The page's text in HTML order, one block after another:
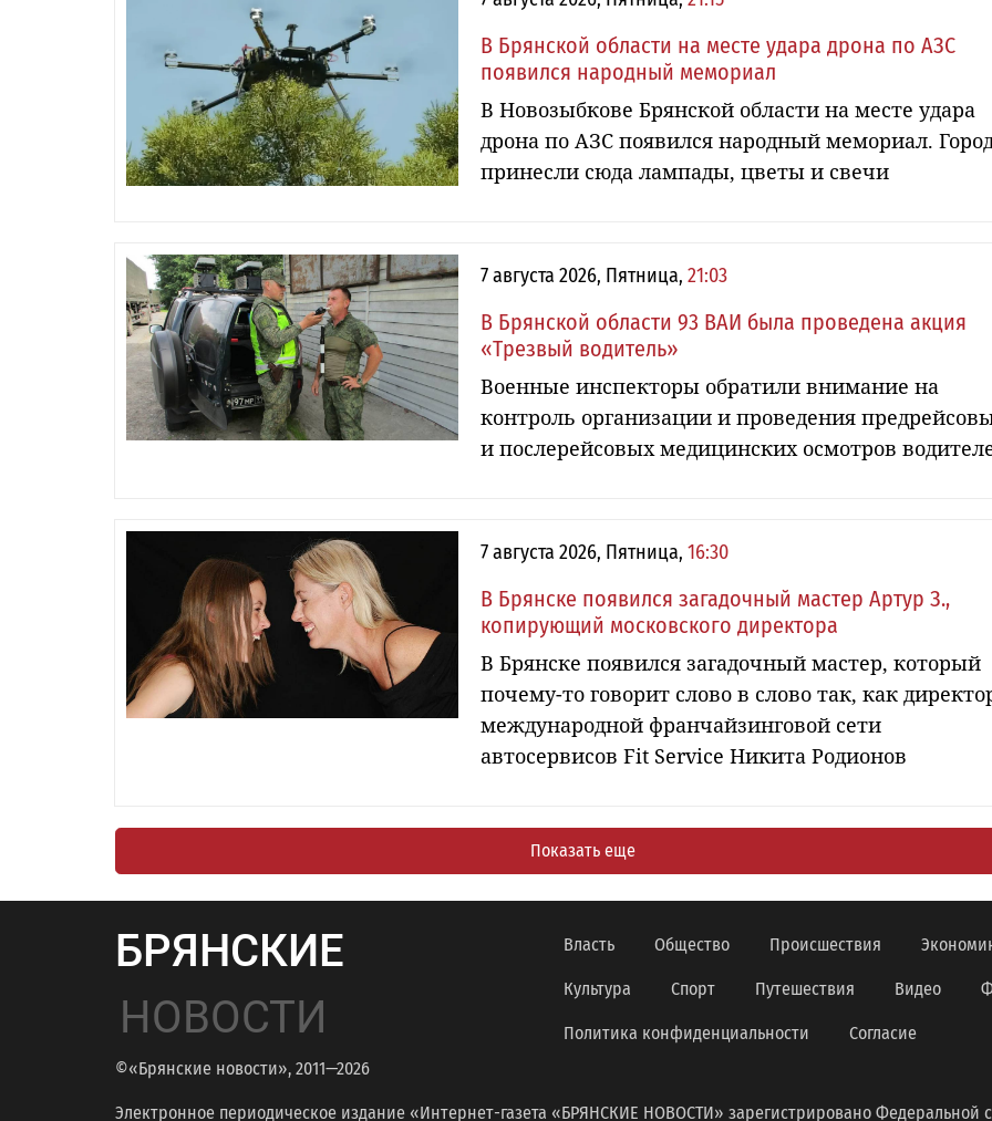
В Брянской области на месте удара дрона по АЗС
появился народный мемориал
В Новозыбкове Брянской области на месте удара
дрона по АЗС появился народный мемориал.
принесли сюда лампады, цветы и свечи
7 августа 2026, Пятница, 21:03
В Брянской области 93 ВАИ была проведена акция
«Трезвый водитель»
Военные инспекторы обратили внимание на
контроль организации и проведения
и послерейсовых медицинских осмотров
7 августа 2026, Пятница, 16:30
В Брянске появился загадочный мастер Артур З.,
копирующий московского директора
В Брянске появился загадочный мастер, который
почему-то говорит слово в слово так, как
международной франчайзинговой сети
автосервисов Fit Service Никита Родионов
Показать еще
БРЯНСКИЕ
НОВОСТИ
©«Брянские новости», 2011—2026
Власть Общество Происшествия
Культура Спорт Путешествия Видео
Политика конфиденциальности Согласие
Электронное периодическое издание «Интернет-газета «БРЯНСКИЕ НОВОСТИ» зарегистрировано Федеральной